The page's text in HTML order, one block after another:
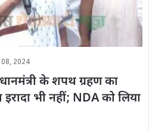
08, 2024
के शपथ ग्रहण का
इरादा भी नहीं; NDA को लिया